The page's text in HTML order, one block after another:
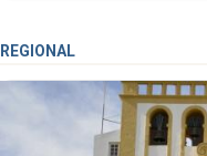
REGIONAL